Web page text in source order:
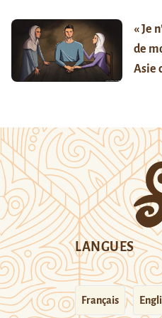
« Je
de
Asie
LANGUES
Français